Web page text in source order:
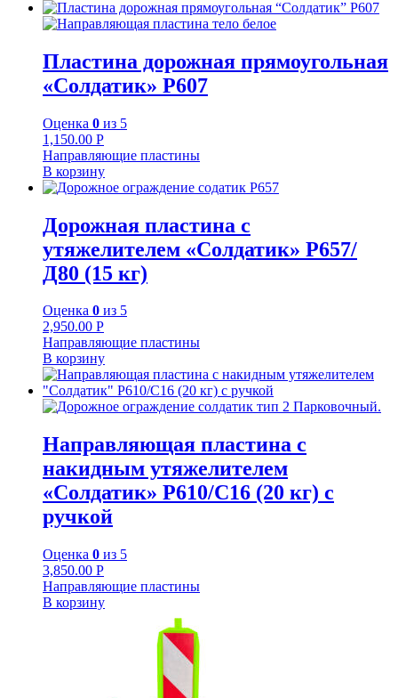
Пластина дорожная прямоугольная
«Солдатик» Р607
Оценка 0 из 5
1,150.00 Р
Направляющие пластины
В корзину
Дорожная пластина с
утяжелителем «Солдатик» Р657/
Д80 (15 кг)
Оценка 0 из 5
2,950.00 Р
Направляющие пластины
В корзину
Направляющая пластина с
накидным утяжелителем
«Солдатик» Р610/С16 (20 кг) с
ручкой
Оценка 0 из 5
3,850.00 Р
Направляющие пластины
В корзину